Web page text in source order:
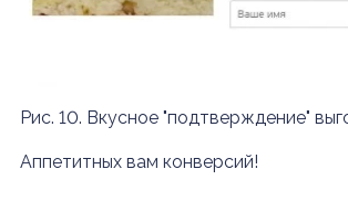
Рис. 10. Вкусное "подтверждение"
Аппетитных вам конверсий!